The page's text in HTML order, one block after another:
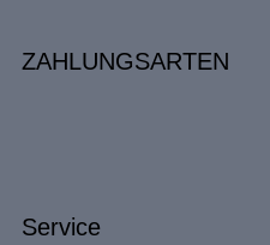
ZAHLUNGSARTEN
Service